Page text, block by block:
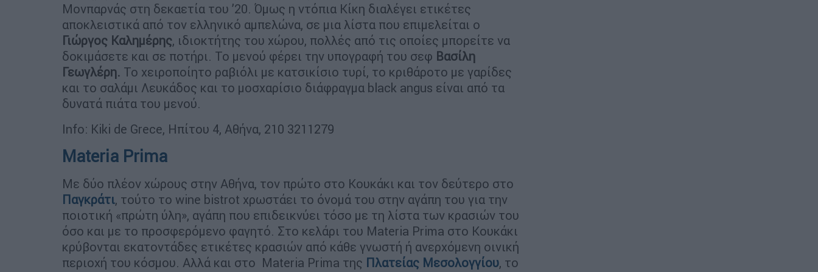
Μονπαρνάς στη δεκαετία του ’20. Όμως η ντόπια Κίκη διαλέγει ετικέτες
αποκλειστικά από τον ελληνικό αμπελώνα, σε μια λίστα που επιμελείται ο
Γιώργος Καλημέρης, ιδιοκτήτης του χώρου, πολλές από τις οποίες μπορείτε να
δοκιμάσετε και σε ποτήρι. Το μενού φέρει την υπογραφή του σεφ Βασίλη
Γεωγλέρη. Το χειροποίητο ραβιόλι με κατσικίσιο τυρί, το κριθάροτο με γαρίδες
και το σαλάμι Λευκάδος και το μοσχαρίσιο διάφραγμα black angus είναι από τα
δυνατά πιάτα του μενού.
Info: Kiki de Grece, Ηπίτου 4, Αθήνα, 210 3211279
Materia Prima
Με δύο πλέον χώρους στην Αθήνα, τον πρώτο στο Κουκάκι και τον δεύτερο στο
Παγκράτι, τούτο το wine bistrot χρωστάει το όνομά του στην αγάπη του για την
ποιοτική «πρώτη ύλη», αγάπη που επιδεικνύει τόσο με τη λίστα των κρασιών του
όσο και με το προσφερόμενο φαγητό. Στο κελάρι του Materia Prima στο Κουκάκι
κρύβονται εκατοντάδες ετικέτες κρασιών από κάθε γνωστή ή ανερχόμενη οινική
περιοχή του κόσμου. Αλλά και στο Materia Prima της Πλατείας Μεσολογγίου, το